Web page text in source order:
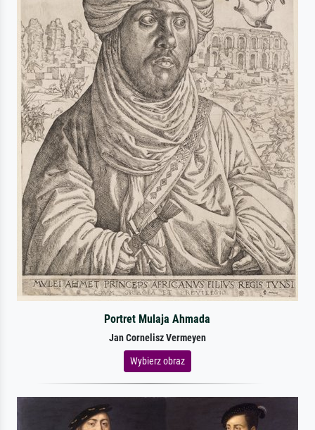
Portret Mulaja Ahmada
Jan Cornelisz Vermeyen
Wybierz obraz